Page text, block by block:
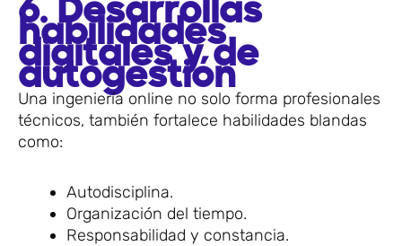
6. Desarrollas
habilidades
digitales y de
autogestión
Una ingeniería online no solo forma profesionales
técnicos, también fortalece habilidades blandas
como:
Autodisciplina.
Organización del tiempo.
Responsabilidad y constancia.